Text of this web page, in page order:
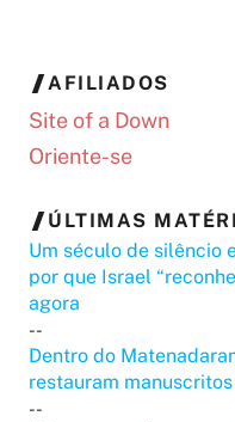
AFILIADOS
Site of a Down
Oriente-se
ÚLTIMAS
Um século de silêncio
por que Israel
agora
--
Dentro do
restauram
--